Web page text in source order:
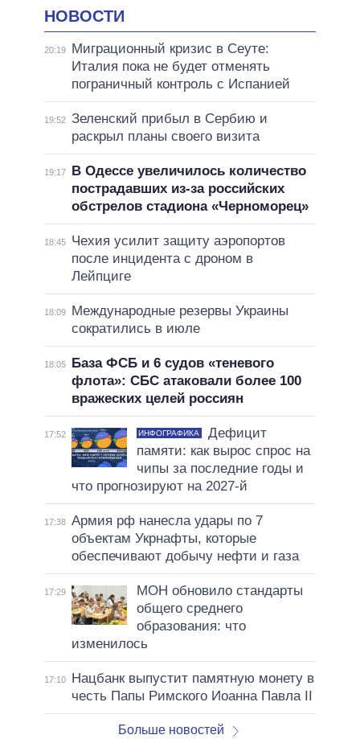
НОВОСТИ
20:19
Миграционный кризис в Сеуте:
Италия пока не будет отменять
пограничный контроль с Испанией
19:52 Зеленский прибыл в Сербию и
раскрыл планы своего визита
19:17
В Одессе увеличилось количество
пострадавших из-за российских
обстрелов стадиона «Черноморец»
18:45
Чехия усилит защиту аэропортов
после инцидента с дроном в
Лейпциге
18:09
Международные резервы Украины
сократились в июле
18:05
База ФСБ и 6 судов «теневого
флота»: СБС атаковали более 100
вражеских целей россиян
17:52 ИНФОГРАФИКА
Дефицит
памяти: как вырос спрос на
чипы за последние годы и
что прогнозируют на 2027-й
17:38 Армия рф нанесла удары по 7
объектам Укрнафты, которые
обеспечивают добычу нефти и газа
17:29
МОН обновило стандарты
общего среднего
образования: что
изменилось
17:10
Нацбанк выпустит памятную монету в
честь Папы Римского Иоанна Павла II
Больше новостей